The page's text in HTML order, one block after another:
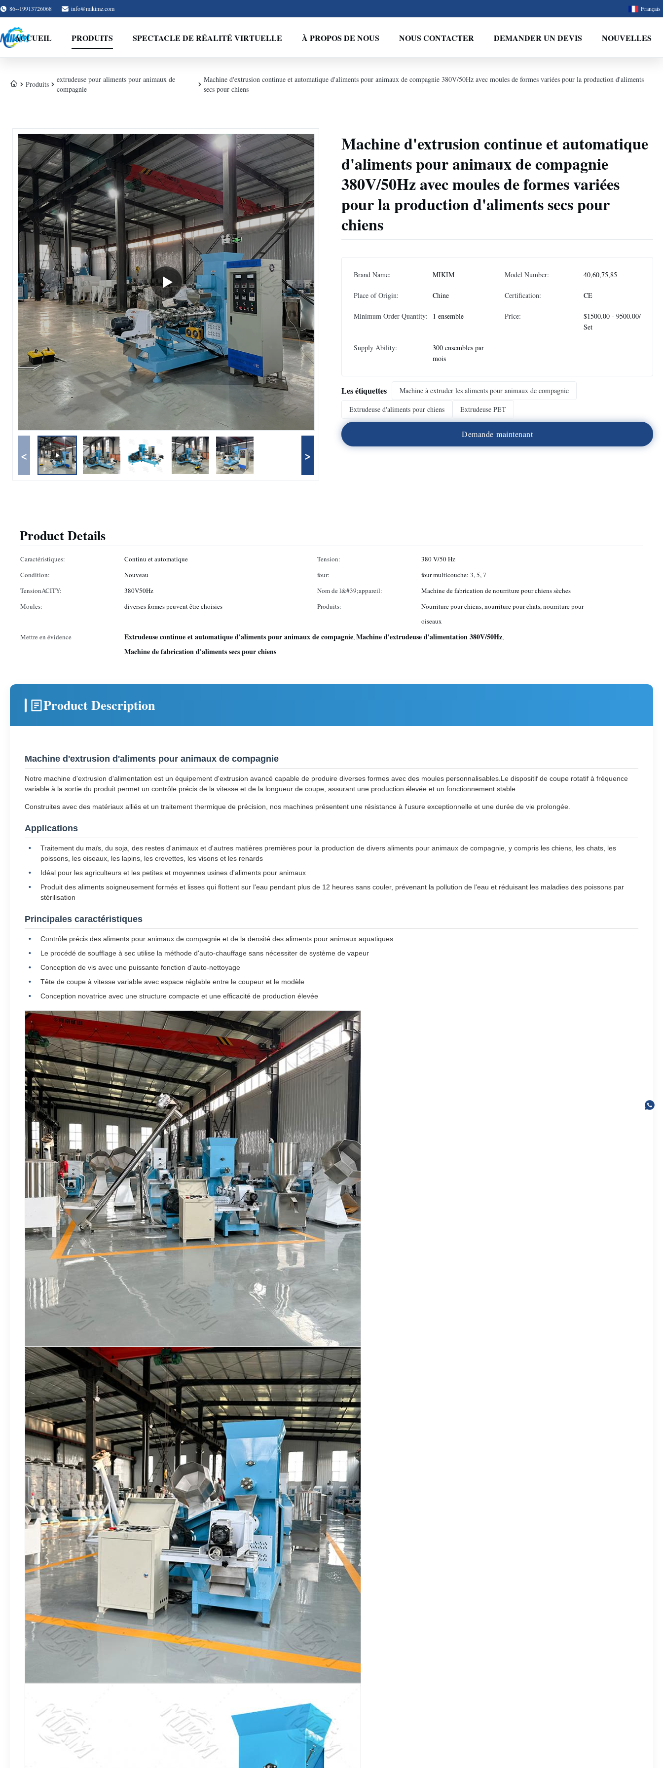
86--19913726068 info@mikimz.com Français
ACCUEIL PRODUITS SPECTACLE DE RÉALITÉ VIRTUELLE À PROPOS DE NOUS NOUS CONTACTER DEMANDER UN DEVIS NOUVELLES
Produits
extrudeuse pour aliments pour animaux de
compagnie
Machine d'extrusion continue et automatique d'aliments pour animaux de compagnie 380V/50Hz avec moules de formes variées pour la production d'aliments
secs pour chiens
< >
Machine d'extrusion continue et automatique
d'aliments pour animaux de compagnie
380V/50Hz avec moules de formes variées
pour la production d'aliments secs pour
chiens
Brand Name: MIKIM Model Number: 40,60,75,85
Place of Origin: Chine Certification: CE
Minimum Order Quantity: 1 ensemble Price:
$1500.00 - 9500.00/
Set
Supply Ability:
300 ensembles par
mois
Les étiquettes
Machine à extruder les aliments pour animaux de compagnie
Extrudeuse d'aliments pour chiens
Extrudeuse PET
Demande maintenant
Product Details
Caractéristiques: Continu et automatique Tension:
380 V/50 Hz
Condition:
Nouveau four:
four multicouche: 3, 5, 7
TensionACITY:
380V50Hz Nom de l&#39;appareil:
Machine de fabrication de nourriture pour chiens sèches
Moules:
diverses formes peuvent être choisies Produits:
Nourriture pour chiens, nourriture pour chats, nourriture pour
oiseaux
Mettre en évidence
Extrudeuse continue et automatique d'aliments pour animaux de compagnie,Machine d'extrudeuse d'alimentation 380V/50Hz,
Machine de fabrication d'aliments secs pour chiens
Product Description
Machine d'extrusion d'aliments pour animaux de compagnie
Notre machine d'extrusion d'alimentation est un équipement d'extrusion avancé capable de produire diverses formes avec des moules personnalisables.Le dispositif de coupe rotatif à fréquence
variable à la sortie du produit permet un contrôle précis de la vitesse et de la longueur de coupe, assurant une production élevée et un fonctionnement stable.
Construites avec des matériaux alliés et un traitement thermique de précision, nos machines présentent une résistance à l'usure exceptionnelle et une durée de vie prolongée.
Applications
Traitement du maïs, du soja, des restes d'animaux et d'autres matières premières pour la production de divers aliments pour animaux de compagnie, y compris les chiens, les chats, les
poissons, les oiseaux, les lapins, les crevettes, les visons et les renards
Idéal pour les agriculteurs et les petites et moyennes usines d'aliments pour animaux
Produit des aliments soigneusement formés et lisses qui flottent sur l'eau pendant plus de 12 heures sans couler, prévenant la pollution de l'eau et réduisant les maladies des poissons par
stérilisation
Principales caractéristiques
Contrôle précis des aliments pour animaux de compagnie et de la densité des aliments pour animaux aquatiques
Le procédé de soufflage à sec utilise la méthode d'auto-chauffage sans nécessiter de système de vapeur
Conception de vis avec une puissante fonction d'auto-nettoyage
Tête de coupe à vitesse variable avec espace réglable entre le coupeur et le modèle
Conception novatrice avec une structure compacte et une efficacité de production élevée